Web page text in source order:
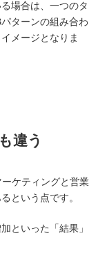
場合は、一つのタ
ターンの組み合わ
メージとなりま
違う
ケティングと営業
という点です。
といった「結果」